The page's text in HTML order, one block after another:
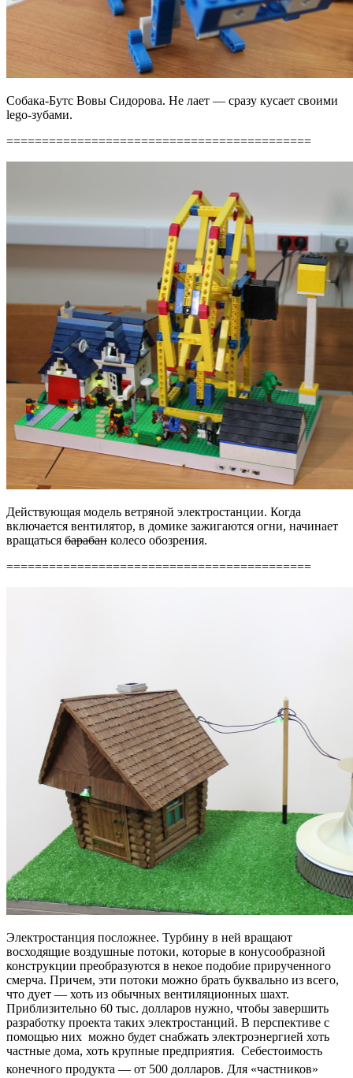
Собака-Бутс Вовы Сидорова. Не лает — сразу кусает своими
lego-зубами.
===========================================
Действующая модель ветряной электростанции. Когда
включается вентилятор, в домике зажигаются огни, начинает
вращаться барабан колесо обозрения.
===========================================
Электростанция посложнее. Турбину в ней вращают
восходящие воздушные потоки, которые в конусообразной
конструкции преобразуются в некое подобие прирученного
смерча. Причем, эти потоки можно брать буквально из всего,
что дует — хоть из обычных вентиляционных шахт.
Приблизительно 60 тыс. долларов нужно, чтобы завершить
разработку проекта таких электростанций. В перспективе с
помощью них можно будет снабжать электроэнергией хоть
частные дома, хоть крупные предприятия. Себестоимость
конечного продукта — от 500 долларов. Для «частников»